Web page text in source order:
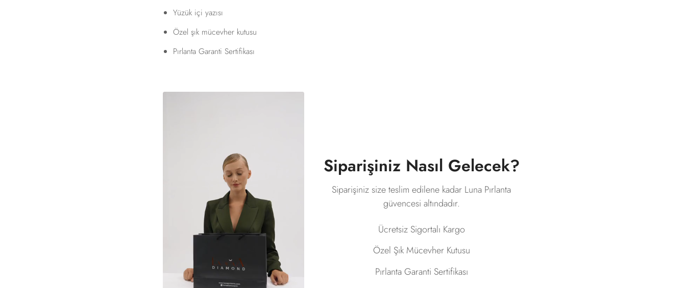
Yüzük içi yazısı
Özel şık mücevher kutusu
Pırlanta Garanti Sertifikası
Siparişiniz Nasıl Gelecek?
Siparişiniz size teslim edilene kadar Luna Pırlanta
güvencesi altındadır.
Ücretsiz Sigortalı Kargo
Özel Şık Mücevher Kutusu
Pırlanta Garanti Sertifikası